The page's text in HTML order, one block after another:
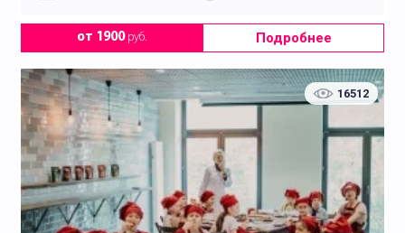
от 1900руб. Подробнее
16512